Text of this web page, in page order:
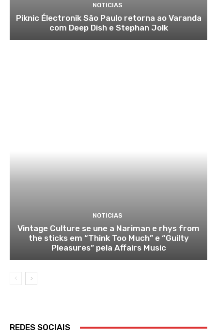
NOTICIAS
Piknic Électronik São Paulo retorna ao Varanda
com Deep Dish e Stephan Jolk
NOTICIAS
Vintage Culture se une a Nariman e rhys from
the sticks em “Think Too Much” e “Guilty
Pleasures” pela Affairs Music
REDES SOCIAIS